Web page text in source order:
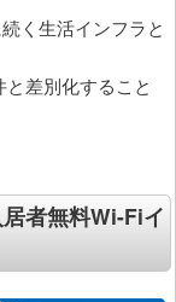
く生活インフラと
と差別化すること
者無料Wi-Fiイ